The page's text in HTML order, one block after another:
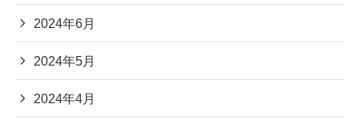
2024年6月
2024年5月
2024年4月